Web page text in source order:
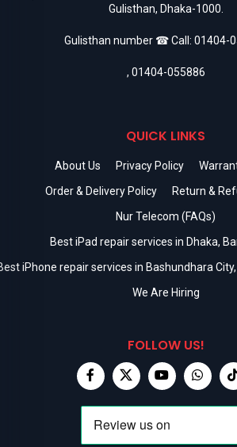
Gulisthan, Dhaka-1000.
Gulisthan number ☎ Call: 01404-
, 01404-055886
QUICK LINKS
About Us Privacy Policy
Order & Delivery Policy
Return &
Nur Telecom (FAQs)
Best iPad repair services in Dhaka,
iPhone repair services in Bashundhara
We Are Hiring
FOLLOW US!